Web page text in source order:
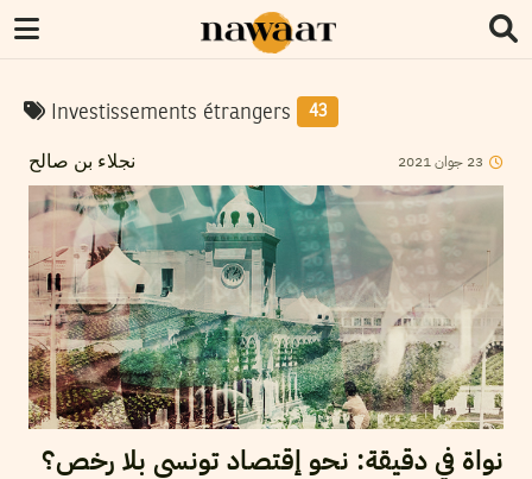
Investissements étrangers 43
نجلاء بن صالح 23 جوان2021
نواة في دقيقة: نحو إقتصاد تونسي بلا رخص؟